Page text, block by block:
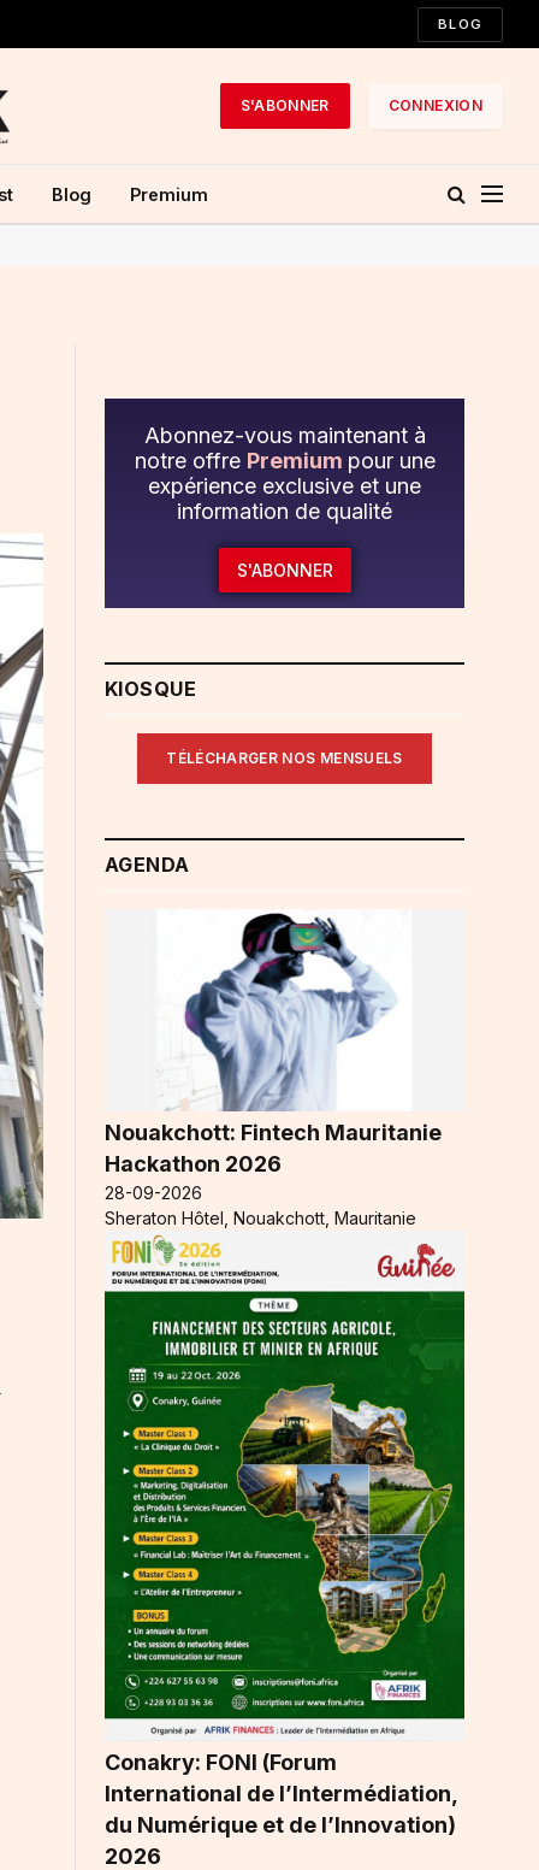
BLOG
S'ABONNER CONNEXION
Blog Premium
Abonnez-vous maintenant à
notre offre Premium pour une
expérience exclusive et une
information de qualité
S'ABONNER
KIOSQUE
TÉLÉCHARGER NOS MENSUELS
AGENDA
Nouakchott: Fintech Mauritanie
Hackathon 2026
28-09-2026
Sheraton Hôtel, Nouakchott, Mauritanie
Conakry: FONI (Forum
International de l’Intermédiation,
du Numérique et de l’Innovation)
2026